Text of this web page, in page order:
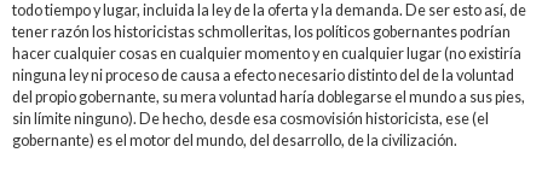
todo tiempo y lugar, incluida la ley de la oferta y la demanda. De ser esto así, de
tener razón los historicistas schmolleritas, los políticos gobernantes podrían
hacer cualquier cosas en cualquier momento y en cualquier lugar (no existiría
ninguna ley ni proceso de causa a efecto necesario distinto del de la voluntad
del propio gobernante, su mera voluntad haría doblegarse el mundo a sus pies,
sin límite ninguno). De hecho, desde esa cosmovisión historicista, ese (el
gobernante) es el motor del mundo, del desarrollo, de la civilización.